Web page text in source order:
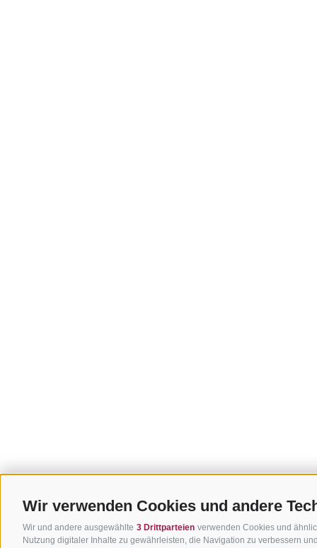
Wir verwenden Cookies und andere
Wir und andere ausgewählte 3 Drittparteien verwenden Cookies und
Nutzung digitaler Inhalte zu gewährleisten, die Navigation zu verbessern